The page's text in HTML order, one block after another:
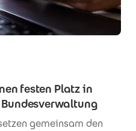
festen Platz in
gemeinsam den